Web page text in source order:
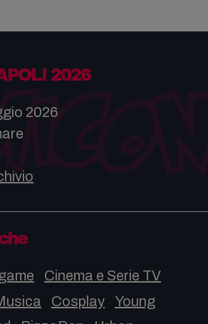
2026
2026
Cinema e Serie TV
Cosplay
Young